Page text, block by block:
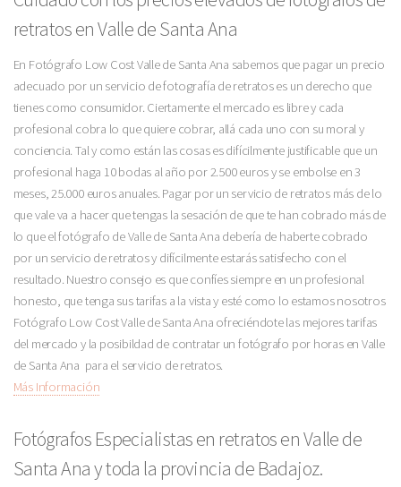
retratos en Valle de Santa Ana
En Fotógrafo Low Cost Valle de Santa Ana sabemos que pagar un precio
adecuado por un servicio de fotografía de retratos es un derecho que
tienes como consumidor. Ciertamente el mercado es libre y cada
profesional cobra lo que quiere cobrar, allá cada uno con su moral y
conciencia. Tal y como están las cosas es difícilmente justificable que un
profesional haga 10 bodas al año por 2.500 euros y se embolse en 3
meses, 25.000 euros anuales. Pagar por un servicio de retratos más de lo
que vale va a hacer que tengas la sesación de que te han cobrado más de
lo que el fotógrafo de Valle de Santa Ana debería de haberte cobrado
por un servicio de retratos y difícilmente estarás satisfecho con el
resultado. Nuestro consejo es que confíes siempre en un profesional
honesto, que tenga sus tarifas a la vista y esté como lo estamos nosotros
Fotógrafo Low Cost Valle de Santa Ana ofreciéndote las mejores tarifas
del mercado y la posibildad de contratar un fotógrafo por horas en Valle
de Santa Ana para el servicio de retratos.
Más Información
Fotógrafos Especialistas en retratos en Valle de
Santa Ana y toda la provincia de Badajoz.